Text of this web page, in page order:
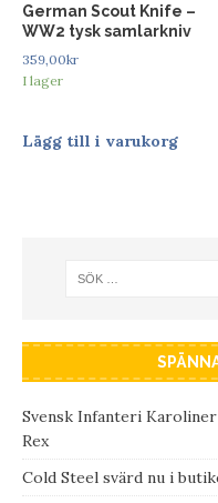
German Scout Knife –
WW2 tysk samlarkniv
359,00kr
I lager
Lägg till i varukorg
Svensk Infanteri
Rex
Cold Steel svärd nu i